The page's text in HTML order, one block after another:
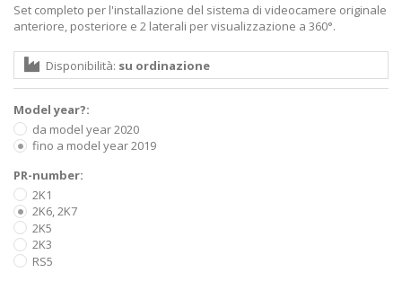
Set completo per l'installazione del sistema di videocamere originale
anteriore, posteriore e 2 laterali per visualizzazione a 360°.
Disponibilità: su ordinazione
Model year?:
da model year 2020
fino a model year 2019
PR-number:
2K1
2K6, 2K7
2K5
2K3
RS5